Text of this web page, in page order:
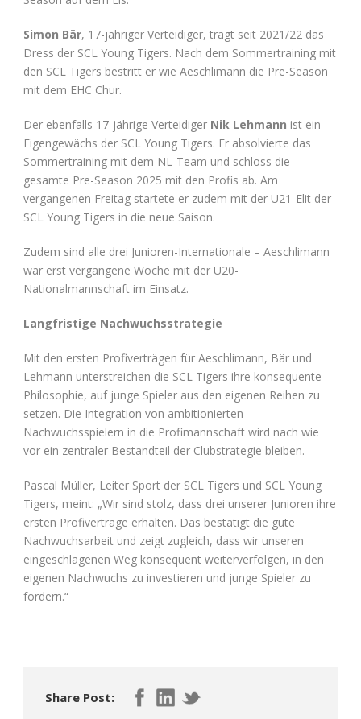
Simon Bär, 17-jähriger Verteidiger, trägt seit 2021/22 das
Dress der SCL Young Tigers. Nach dem Sommertraining mit
den SCL Tigers bestritt er wie Aeschlimann die Pre-Season
mit dem EHC Chur.
Der ebenfalls 17-jährige Verteidiger Nik Lehmann ist ein
Eigengewächs der SCL Young Tigers. Er absolvierte das
Sommertraining mit dem NL-Team und schloss die
gesamte Pre-Season 2025 mit den Profis ab. Am
vergangenen Freitag startete er zudem mit der U21-Elit der
SCL Young Tigers in die neue Saison.
Zudem sind alle drei Junioren-Internationale – Aeschlimann
war erst vergangene Woche mit der U20-
Nationalmannschaft im Einsatz.
Langfristige Nachwuchsstrategie
Mit den ersten Profiverträgen für Aeschlimann, Bär und
Lehmann unterstreichen die SCL Tigers ihre konsequente
Philosophie, auf junge Spieler aus den eigenen Reihen zu
setzen. Die Integration von ambitionierten
Nachwuchsspielern in die Profimannschaft wird nach wie
vor ein zentraler Bestandteil der Clubstrategie bleiben.
Pascal Müller, Leiter Sport der SCL Tigers und SCL Young
Tigers, meint: „Wir sind stolz, dass drei unserer Junioren ihre
ersten Profiverträge erhalten. Das bestätigt die gute
Nachwuchsarbeit und zeigt zugleich, dass wir unseren
eingeschlagenen Weg konsequent weiterverfolgen, in den
eigenen Nachwuchs zu investieren und junge Spieler zu
fördern.“
Share Post: